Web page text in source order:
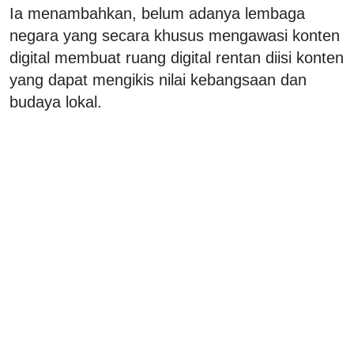
Ia menambahkan, belum adanya lembaga
negara yang secara khusus mengawasi konten
digital membuat ruang digital rentan diisi konten
yang dapat mengikis nilai kebangsaan dan
budaya lokal.